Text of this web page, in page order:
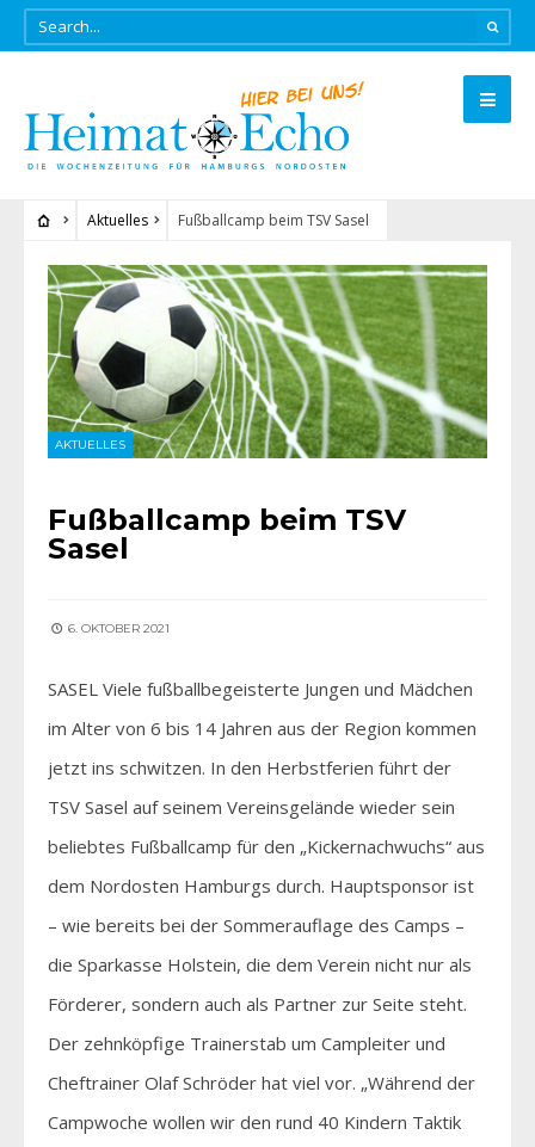
Aktuelles Fußballcamp beim TSV Sasel
AKTUELLES
Fußballcamp beim TSV
Sasel
6. OKTOBER 2021
SASEL Viele fußballbegeisterte Jungen und Mädchen
im Alter von 6 bis 14 Jahren aus der Region kommen
jetzt ins schwitzen. In den Herbstferien führt der
TSV Sasel auf seinem Vereinsgelände wieder sein
beliebtes Fußballcamp für den „Kickernachwuchs“ aus
dem Nordosten Hamburgs durch. Hauptsponsor ist
– wie bereits bei der Sommerauflage des Camps –
die Sparkasse Holstein, die dem Verein nicht nur als
Förderer, sondern auch als Partner zur Seite steht.
Der zehnköpfige Trainerstab um Campleiter und
Cheftrainer Olaf Schröder hat viel vor. „Während der
Campwoche wollen wir den rund 40 Kindern Taktik